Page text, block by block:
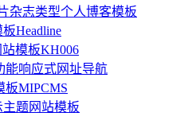
杂志类型个人博客模板
Headline
模板KH006
能响应式网址导航
板MIPCMS
题网站模板